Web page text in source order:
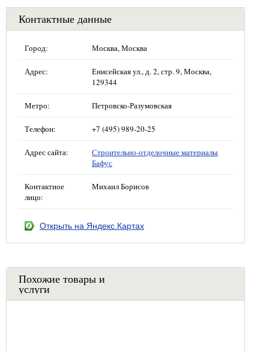
Контактные данные
Город: Москва, Москва
Адрес:
Енисейская ул., д. 2, стр. 9, Москва,
129344
Метро: Петровско-Разумовская
Телефон: +7 (495) 989-20-25
Адрес сайта:
Строительно-отделочные материалы
Бафус
Контактное
лицо:
Михаил Борисов
Открыть на Яндекс.Картах
Похожие товары и
услуги